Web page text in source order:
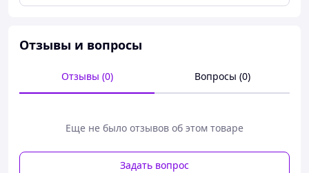
гриль в новом состоянии. Такую сумку легко
переворачивать, ведь она имеет кнопки, которые
Сумка для запекания имеет широкое приминение, ведь
продуктов.
Отзывы и вопросы
Отзывы (0) Вопросы (0)
Еще не было отзывов об этом товаре
Задать вопрос